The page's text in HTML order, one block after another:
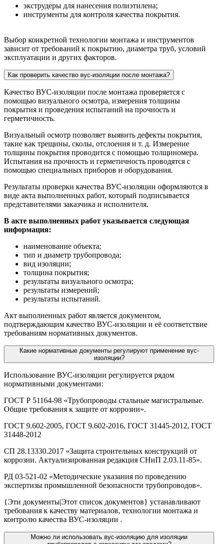
экструдеры для нанесения полиэтилена;
инструменты для контроля качества покрытия.
Выбор конкретной технологии монтажа и инструментов
зависит от требований к покрытию, диаметра труб, условий
эксплуатации и других факторов.
Как проверить качество вус-изоляции после монтажа?
Качество ВУС-изоляции после монтажа проверяется с
помощью визуального осмотра, измерения толщины
покрытия и проведения испытаний на прочность и
герметичность.
Визуальный осмотр позволяет выявить дефекты покрытия,
такие как трещины, сколы, отслоения и т. д. Измерение
толщины покрытия проводится с помощью толщиномера.
Испытания на прочность и герметичность проводятся с
помощью специальных приборов и оборудования.
Результаты проверки качества ВУС-изоляции оформляются в
виде акта выполненных работ, который подписывается
представителями заказчика и исполнителя.
В акте выполненных работ указывается следующая
информация:
наименование объекта;
тип и диаметр трубопровода;
вид изоляции;
толщина покрытия;
результаты визуального осмотра;
результаты измерений;
результаты испытаний.
Акт выполненных работ является документом,
подтверждающим качество ВУС-изоляции и её соответствие
требованиям нормативных документов.
Какие нормативные документы регулируют применение вус-
изоляции?
Использование ВУС-изоляции регулируется рядом
нормативными документами:
ГОСТ Р 51164-98 «Трубопроводы стальные магистральные.
Общие требования к защите от коррозии».
ГОСТ 9.602-2005, ГОСТ 9.602-2016, ГОСТ 31445-2012, ГОСТ
31448-2012
СП 28.13330.2017 «Защита строительных конструкций от
коррозии. Актуализированная редакция СНиП 2.03.11-85».
РД 03-521-02 «Методические указания по проведению
экспертизы промышленной безопасности трубопроводов».
{Эти документы|Этот список документов} устанавливают
требования к качеству материалов, технологии монтажа и
контролю качества ВУС-изоляции .
Можно ли использовать вус-изоляцию для изоляции